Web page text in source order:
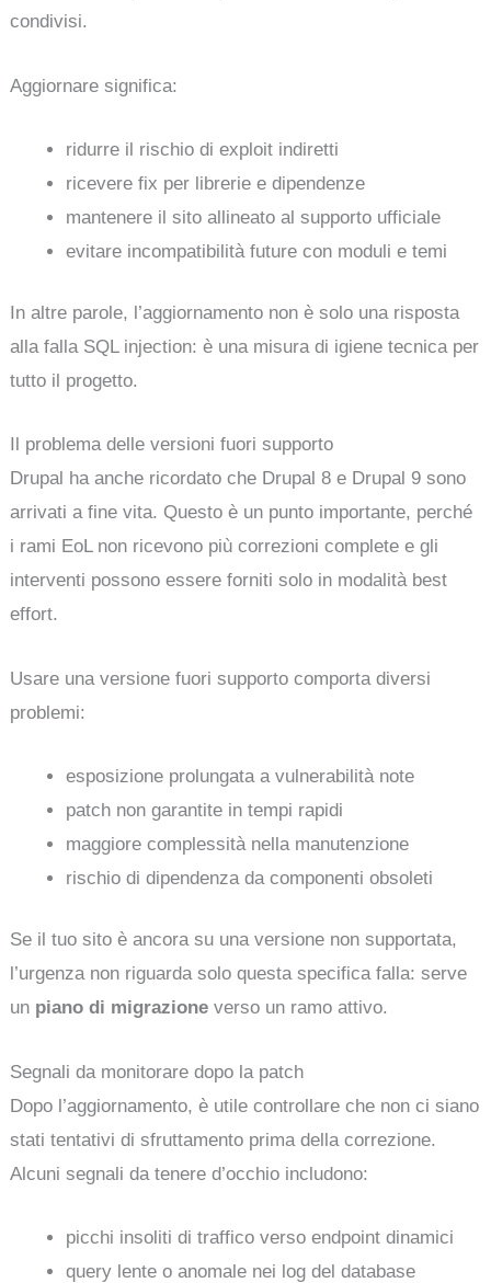
condivisi.
Aggiornare significa:
ridurre il rischio di exploit indiretti
ricevere fix per librerie e dipendenze
mantenere il sito allineato al supporto ufficiale
evitare incompatibilità future con moduli e temi
In altre parole, l’aggiornamento non è solo una risposta
alla falla SQL injection: è una misura di igiene tecnica per
tutto il progetto.
Il problema delle versioni fuori supporto
Drupal ha anche ricordato che Drupal 8 e Drupal 9 sono
arrivati a fine vita. Questo è un punto importante, perché
i rami EoL non ricevono più correzioni complete e gli
interventi possono essere forniti solo in modalità best
effort.
Usare una versione fuori supporto comporta diversi
problemi:
esposizione prolungata a vulnerabilità note
patch non garantite in tempi rapidi
maggiore complessità nella manutenzione
rischio di dipendenza da componenti obsoleti
Se il tuo sito è ancora su una versione non supportata,
l’urgenza non riguarda solo questa specifica falla: serve
un piano di migrazione verso un ramo attivo.
Segnali da monitorare dopo la patch
Dopo l’aggiornamento, è utile controllare che non ci siano
stati tentativi di sfruttamento prima della correzione.
Alcuni segnali da tenere d’occhio includono:
picchi insoliti di traffico verso endpoint dinamici
query lente o anomale nei log del database